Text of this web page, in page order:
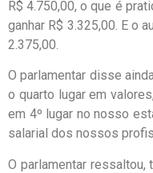
R$ 4.750,00, o que é
ganhar R$ 3.325,00. E o
2.375,00.
O parlamentar disse
o quarto lugar em
em 4º lugar no nosso
salarial dos nossos
O parlamentar ressaltou,